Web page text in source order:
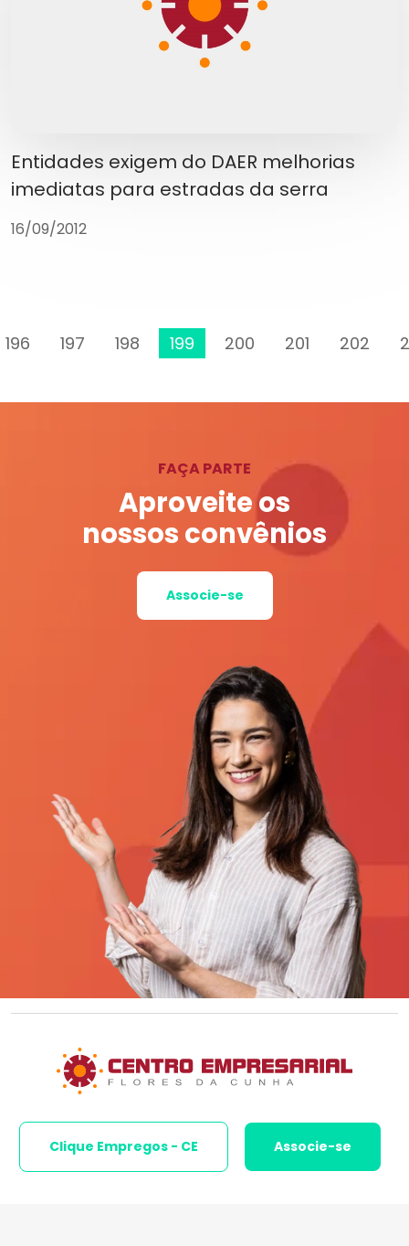
Entidades exigem do DAER melhorias
imediatas para estradas da serra
16/09/2012
196 197 198 199 200 201 202
FAÇA PARTE
Aproveite os
nossos convênios
Associe-se
Clique Empregos - CE Associe-se